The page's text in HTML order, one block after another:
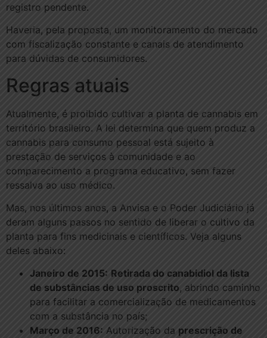
registro pendente.
Haveria, pela proposta, um monitoramento do mercado
com fiscalização constante e canais de atendimento
para dúvidas de consumidores.
Regras atuais
Atualmente, é proibido cultivar a planta de cannabis em
território brasileiro. A lei determina que quem produz a
cannabis para consumo pessoal está sujeito à
prestação de serviços à comunidade e ao
comparecimento a programa educativo, sem fazer
ressalva ao uso médico.
Mas, nos últimos anos, a Anvisa e o Poder Judiciário já
deram alguns passos no sentido de liberar o cultivo da
planta para fins medicinais e científicos. Veja alguns
deles abaixo:
Janeiro de 2015: Retirada do canabidiol da lista
de substâncias de uso proscrito, abrindo caminho
para facilitar a comercialização de medicamentos
com a substância no país;
Março de 2016: Autorização da prescrição de